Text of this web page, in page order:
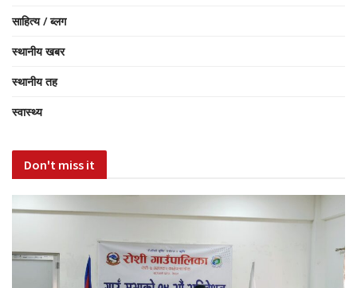
साहित्य / ब्लग
स्थानीय खबर
स्थानीय तह
स्वास्थ्य
Don't miss it